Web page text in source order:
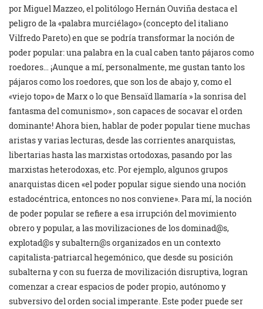
por Miguel Mazzeo, el politólogo Hernán Ouviña destaca el
peligro de la «palabra murciélago» (concepto del italiano
Vilfredo Pareto) en que se podría transformar la noción de
poder popular: una palabra en la cual caben tanto pájaros como
roedores… ¡Aunque a mí, personalmente, me gustan tanto los
pájaros como los roedores, que son los de abajo y, como el
«viejo topo» de Marx o lo que Bensaïd llamaría » la sonrisa del
fantasma del comunismo» , son capaces de socavar el orden
dominante! Ahora bien, hablar de poder popular tiene muchas
aristas y varias lecturas, desde las corrientes anarquistas,
libertarias hasta las marxistas ortodoxas, pasando por las
marxistas heterodoxas, etc. Por ejemplo, algunos grupos
anarquistas dicen «el poder popular sigue siendo una noción
estadocéntrica, entonces no nos conviene». Para mí, la noción
de poder popular se refiere a esa irrupción del movimiento
obrero y popular, a las movilizaciones de los dominad@s,
explotad@s y subaltern@s organizados en un contexto
capitalista-patriarcal hegemónico, que desde su posición
subalterna y con su fuerza de movilización disruptiva, logran
comenzar a crear espacios de poder propio, autónomo y
subversivo del orden social imperante. Este poder puede ser